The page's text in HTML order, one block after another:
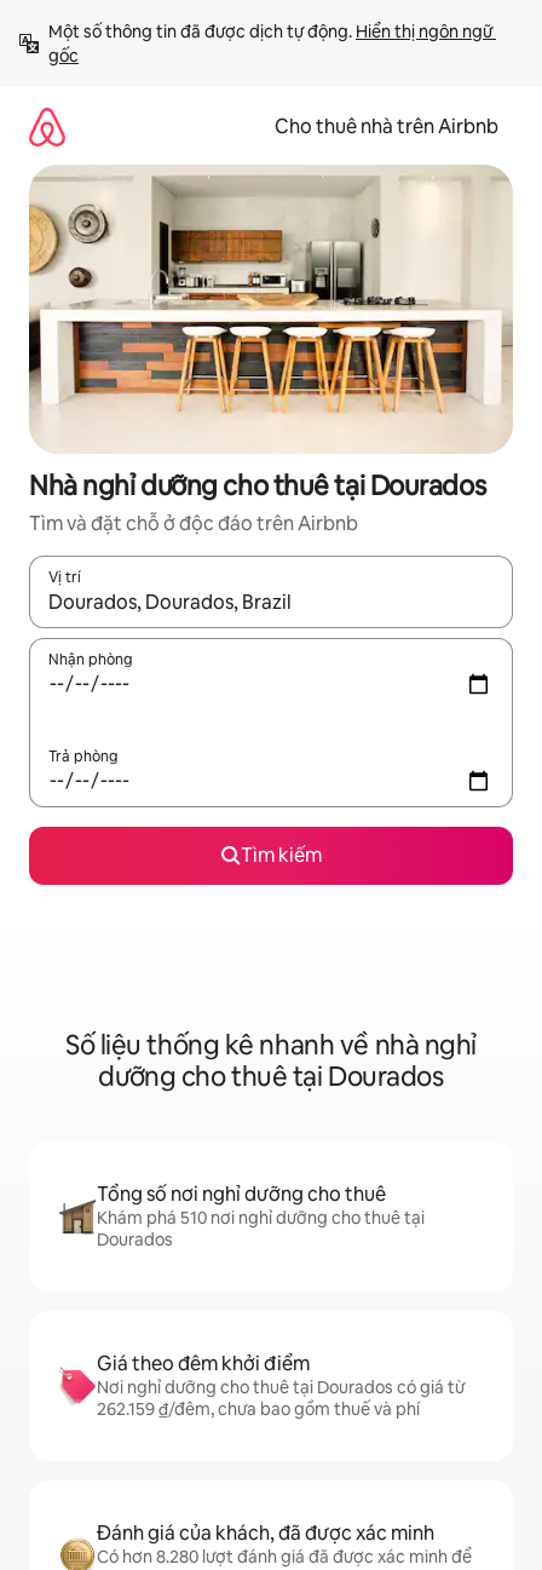
đến
Một số thông tin đã được dịch tự động. Hiển thị ngôn ngữ
gốc
Cho thuê nhà trên Airbnb
Nhà nghỉ dưỡng cho thuê tại Dourados
Tìm và đặt chỗ ở độc đáo trên Airbnb
Vị trí
Khi có kết quả, hãy điều hướng bằng phím mũi tên lên và
Nhận phòng
Trả phòng
Tìm kiếm
Số liệu thống kê nhanh về nhà nghỉ
dưỡng cho thuê tại Dourados
Tổng số nơi nghỉ dưỡng cho thuê
Khám phá 510 nơi nghỉ dưỡng cho thuê tại
Dourados
Giá theo đêm khởi điểm
Nơi nghỉ dưỡng cho thuê tại Dourados có giá từ
262.159 ₫/đêm, chưa bao gồm thuế và phí
Đánh giá của khách, đã được xác minh
Có hơn 8.280 lượt đánh giá đã được xác minh để